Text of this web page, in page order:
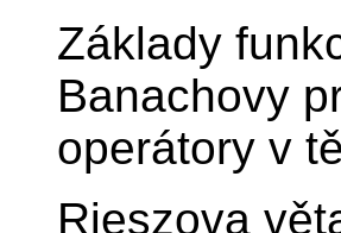
Základy
Banachovy
operátory v
Rieszova